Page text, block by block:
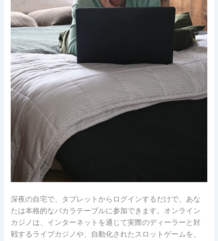
深夜の自宅で、タブレットからログインするだけで、あな
たは本格的なバカラテーブルに参加できます。オンライン
カジノは、インターネットを通じて実際のディーラーと対
戦するライブカジノや、自動化されたスロットゲームを、